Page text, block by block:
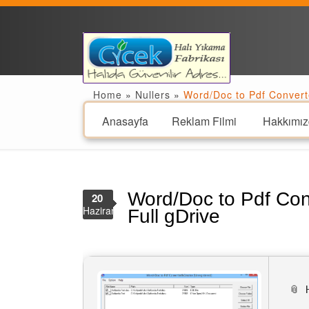
Anasayfa Reklam Filmi
Home » Nullers » Word/Doc to Pdf
Word/Doc to Pdf
Full gDrive
20
Haziran
📎